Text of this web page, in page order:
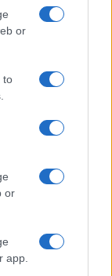
or
to
or
app.
kimarad a One
amely
a
18 Prot
Pro Max!